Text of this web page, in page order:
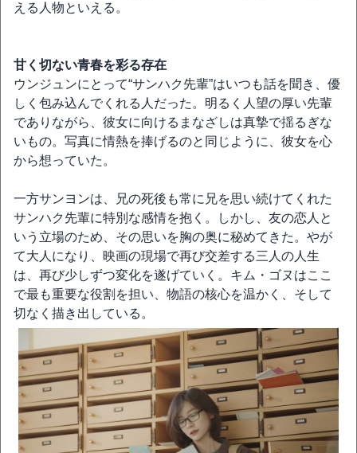
える人物といえる。
甘く切ない青春を彩る存在
ウンジュンにとって“サンハク先輩”はいつも話を聞き、優
しく包み込んでくれる人だった。明るく人望の厚い先輩
でありながら、彼女に向けるまなざしは真摯で揺るぎな
いもの。写真に情熱を捧げるのと同じように、彼女を心
から想っていた。
一方サンヨンは、兄の死後も常に兄を思い続けてくれた
サンハク先輩に特別な感情を抱く。しかし、友の恋人と
いう立場のため、その思いを胸の奥に秘めてきた。やが
て大人になり、映画の現場で再び交差する三人の人生
は、再び少しずつ変化を遂げていく。キム・ゴヌはここ
で最も重要な役割を担い、物語の核心を温かく、そして
切なく描き出している。